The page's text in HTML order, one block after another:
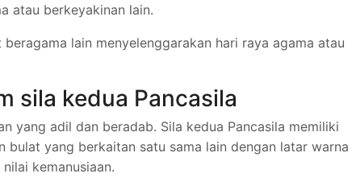
atau berkeyakinan lain.
lain menyelenggarakan hari raya agama atau
sila kedua Pancasila
yang adil dan beradab. Sila kedua Pancasila memiliki
bulat yang berkaitan satu sama lain dengan latar warna
kemanusiaan.